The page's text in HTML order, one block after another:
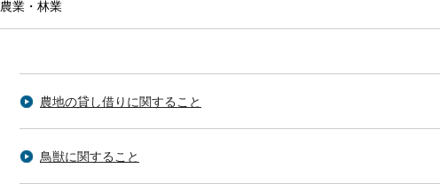
農業・林業
農地の貸し借りに関すること
鳥獣に関すること